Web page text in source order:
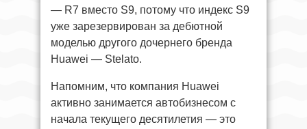
— R7 вместо S9, потому что индекс S9
уже зарезервирован за дебютной
моделью другого дочернего бренда
Huawei — Stelato.
Напомним, что компания Huawei
активно занимается автобизнесом с
начала текущего десятилетия — это